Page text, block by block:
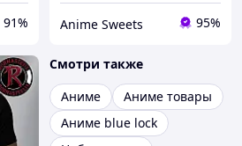
91% Anime Sweets 95%
Смотри также
Аниме
Аниме товары
Аниме blue lock